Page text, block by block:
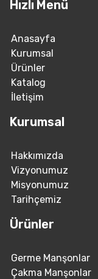
Hızlı Menü
Anasayfa
Kurumsal
Ürünler
Katalog
İletişim
Kurumsal
Hakkımızda
Vizyonumuz
Misyonumuz
Tarihçemiz
Ürünler
Germe Manşonlar
Çakma Manşonlar